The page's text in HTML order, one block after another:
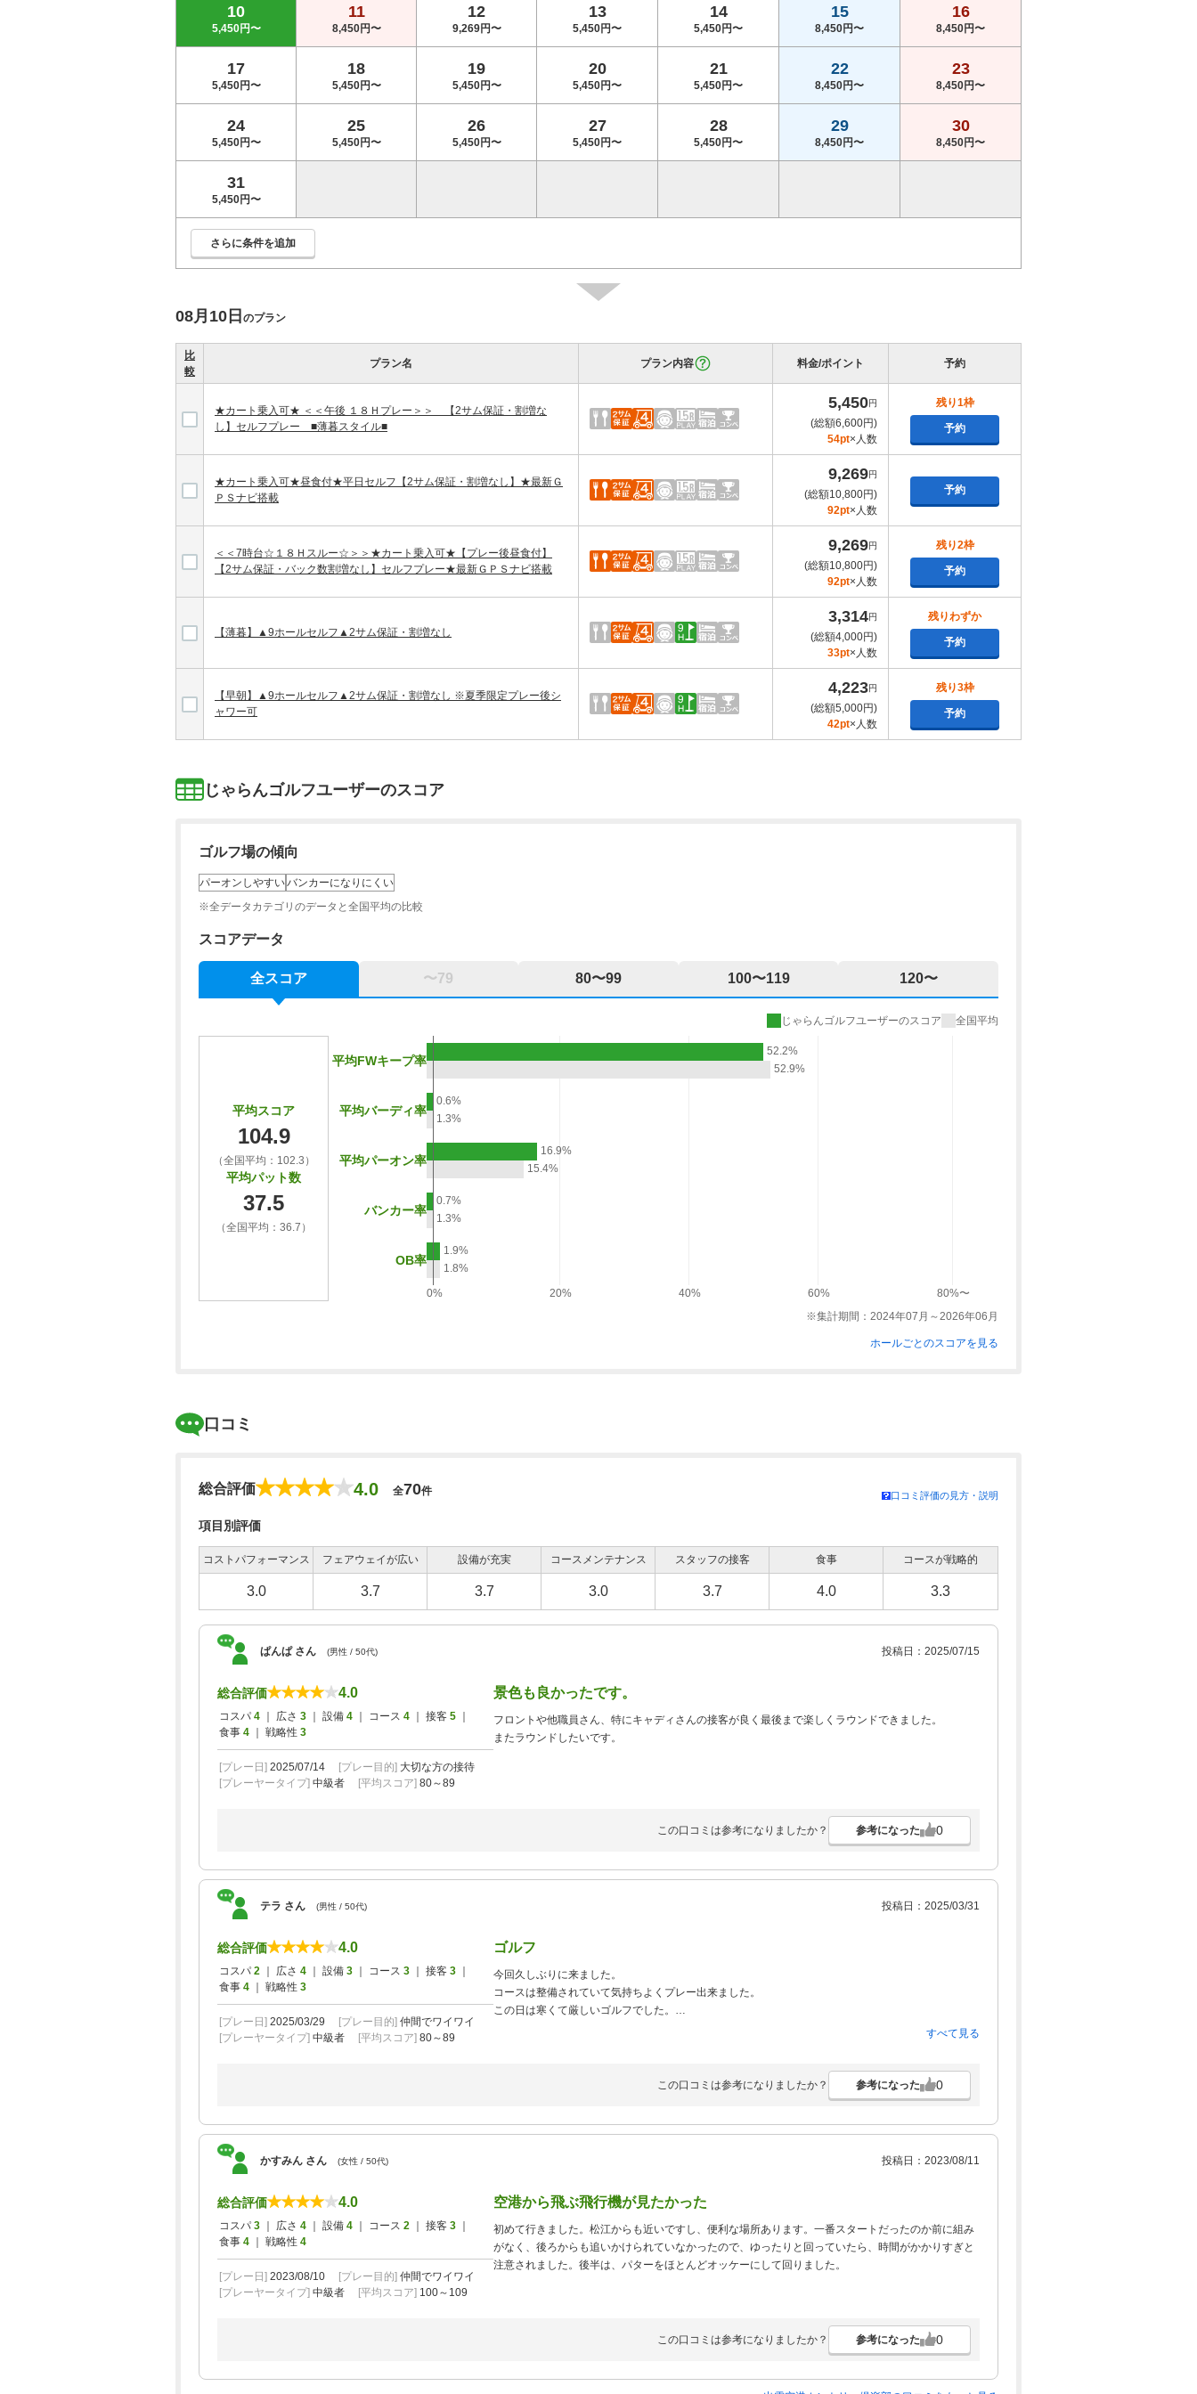
10
5,450円〜
11
8,450円〜
12
9,269円〜
13
5,450円〜
14
5,450円〜
15
8,450円〜
16
8,450円〜
17
5,450円〜
18
5,450円〜
19
5,450円〜
20
5,450円〜
21
5,450円〜
22
8,450円〜
23
8,450円〜
24
5,450円〜
25
5,450円〜
26
5,450円〜
27
5,450円〜
28
5,450円〜
29
8,450円〜
30
8,450円〜
31
5,450円〜
さらに条件を追加
08月10日 のプラン
比
較
プラン名 プラン内容 料金/ポイント 予約
★カート乗入可★ ＜＜午後 １８Ｈプレー＞＞ 【2サム保証・割増な
し】セルフプレー ■薄暮スタイル■
5,450円
(総額6,600円)
54pt×人数
残り1枠
予約
★カート乗入可★昼食付★平日セルフ【2サム保証・割増なし】★最新Ｇ
ＰＳナビ搭載
9,269円
(総額10,800円)
92pt×人数
予約
＜＜7時台☆１８Ｈスルー☆＞＞★カート乗入可★【プレー後昼食付】
【2サム保証・バック数割増なし】セルフプレー★最新ＧＰＳナビ搭載
9,269円
(総額10,800円)
92pt×人数
残り2枠
予約
【薄暮】▲9ホールセルフ▲2サム保証・割増なし
3,314円
(総額4,000円)
33pt×人数
残りわずか
予約
【早朝】▲9ホールセルフ▲2サム保証・割増なし ※夏季限定プレー後シ
ャワー可
4,223円
(総額5,000円)
42pt×人数
残り3枠
予約
じゃらんゴルフユーザーのスコア
ゴルフ場の傾向
パーオンしやすいバンカーになりにくい
※全データカテゴリのデータと全国平均の比較
スコアデータ
全スコア 〜79 80〜99 100〜119 120〜
じゃらんゴルフユーザーのスコア 全国平均
平均スコア
104.9
（全国平均：102.3）
平均パット数
37.5
（全国平均：36.7）
平均FWキープ率
52.2%
52.9%
平均バーディ率
0.6%
1.3%
平均パーオン率
16.9%
15.4%
バンカー率
0.7%
1.3%
OB率
1.9%
1.8%
0%
20% 40% 60%
80%〜
※集計期間：2024年07月～2026年06月
ホールごとのスコアを見る
口コミ
総合評価 4.0 全70件 口コミ評価の見方・説明
項目別評価
コストパフォーマンス フェアウェイが広い 設備が充実 コースメンテナンス スタッフの接客 食事 コースが戦略的
3.0 3.7 3.7 3.0 3.7 4.0 3.3
ぱんぱ さん (男性 / 50代) 投稿日：2025/07/15
総合評価 4.0
コスパ 4 ｜ 広さ 3 ｜ 設備 4 ｜ コース 4 ｜ 接客 5
食事 4 ｜ 戦略性 3
[プレー日] 2025/07/14 [プレー目的] 大切な方の接待
[プレーヤータイプ] 中級者 [平均スコア] 80～89
景色も良かったです。
フロントや他職員さん、特にキャディさんの接客が良く最後まで楽しくラウンドできました。
またラウンドしたいです。
この口コミは参考になりましたか？ 参考になった 0
テラ さん (男性 / 50代) 投稿日：2025/03/31
総合評価 4.0
コスパ 2 ｜ 広さ 4 ｜ 設備 3 ｜ コース 3 ｜ 接客 3
食事 4 ｜ 戦略性 3
[プレー日] 2025/03/29 [プレー目的] 仲間でワイワイ
[プレーヤータイプ] 中級者 [平均スコア] 80～89
ゴルフ
今回久しぶりに来ました。
コースは整備されていて気持ちよくプレー出来ました。
この日は寒くて厳しいゴルフでした。
すべて見る
この口コミは参考になりましたか？ 参考になった 0
かすみん さん (女性 / 50代) 投稿日：2023/08/11
総合評価 4.0
コスパ 3 ｜ 広さ 4 ｜ 設備 4 ｜ コース 2 ｜ 接客 3
食事 4 ｜ 戦略性 4
[プレー日] 2023/08/10 [プレー目的] 仲間でワイワイ
[プレーヤータイプ] 中級者 [平均スコア] 100～109
空港から飛ぶ飛行機が見たかった
初めて行きました。松江からも近いですし、便利な場所あります。一番スタートだったのか前に組み
がなく、後ろからも追いかけられていなかったので、ゆったりと回っていたら、時間がかかりすぎと
注意されました。後半は、パターをほとんどオッケーにして回りました。
この口コミは参考になりましたか？ 参考になった 0